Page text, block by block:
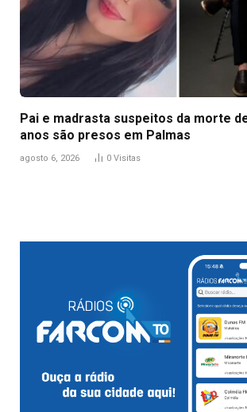
Pai e madrasta suspeitos da morte
anos são presos em Palmas
agosto 6, 2026 0 Visitas